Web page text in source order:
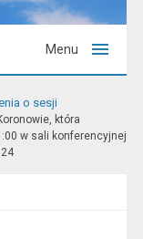
Menu
o sesji
która
w sali konferencyjnej